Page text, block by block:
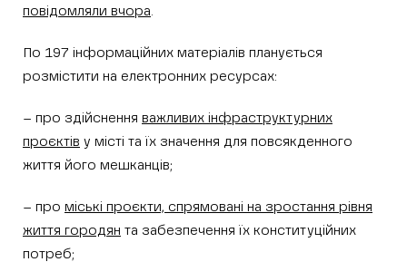
повідомляли вчора.
По 197 інформаційних матеріалів планується
розмістити на електронних ресурсах:
– про здійснення важливих інфраструктурних
проєктів у місті та їх значення для повсякденного
життя його мешканців;
– про міські проєкти, спрямовані на зростання рівня
життя городян та забезпечення їх конституційних
потреб;